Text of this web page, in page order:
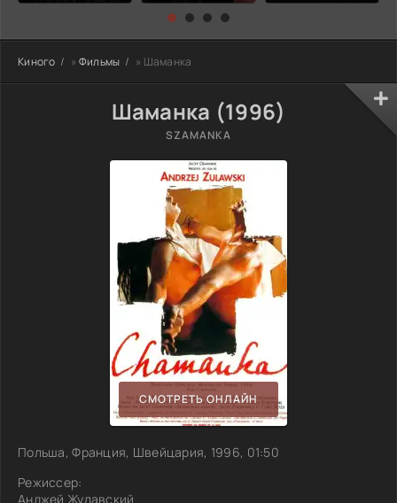
Киного » Фильмы » Шаманка
Шаманка (1996)
SZAMANKA
СМОТРЕТЬ ОНЛАЙН
Польша, Франция, Швейцария, 1996, 01:50
Режиссер:
Анджей Жулавский